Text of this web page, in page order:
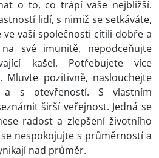
o to, co trápí vaše nejbližší.
lidí, s nimiž se setkáváte,
vaší společnosti cítili dobře a
své imunitě, nepodceňujte
kašel. Potřebujete více
Mluvte pozitivně, naslouchejte
s otevřeností. S vlastním
širší veřejnost. Jedná se
radost a zlepšení životního
nespokojujte s průměrností a
nad průměr.